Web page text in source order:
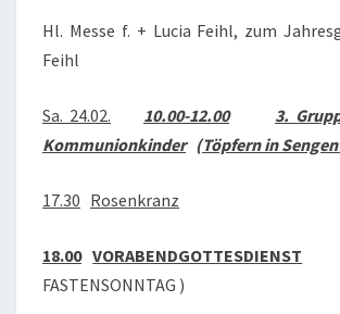
Hl. Messe f. + Lucia Feihl, zum
Feihl
Sa. 24.02. 10.00-12.00
3.
Kommunionkinder (Töpfern in
17.30 Rosenkranz
18.00 VORABENDGOTTESDIENST
FASTENSONNTAG )